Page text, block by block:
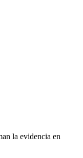
la evidencia en